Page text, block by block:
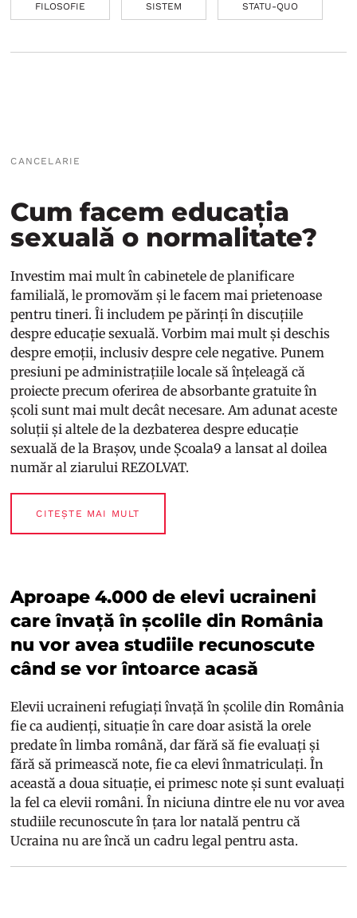
FILOSOFIE SISTEM STATU-QUO
CANCELARIE
Cum facem educația
sexuală o normalitate?
Investim mai mult în cabinetele de planificare
familială, le promovăm și le facem mai prietenoase
pentru tineri. Îi includem pe părinți în discuțiile
despre educație sexuală. Vorbim mai mult și deschis
despre emoții, inclusiv despre cele negative. Punem
presiuni pe administrațiile locale să înțeleagă că
proiecte precum oferirea de absorbante gratuite în
școli sunt mai mult decât necesare. Am adunat aceste
soluții și altele de la dezbaterea despre educație
sexuală de la Brașov, unde Școala9 a lansat al doilea
număr al ziarului REZOLVAT.
CITEȘTE MAI MULT
Aproape 4.000 de elevi ucraineni
care învață în școlile din România
nu vor avea studiile recunoscute
când se vor întoarce acasă
Elevii ucraineni refugiați învață în școlile din România
fie ca audienți, situație în care doar asistă la orele
predate în limba română, dar fără să fie evaluați și
fără să primească note, fie ca elevi înmatriculați. În
această a doua situație, ei primesc note și sunt evaluați
la fel ca elevii români. În niciuna dintre ele nu vor avea
studiile recunoscute în țara lor natală pentru că
Ucraina nu are încă un cadru legal pentru asta.